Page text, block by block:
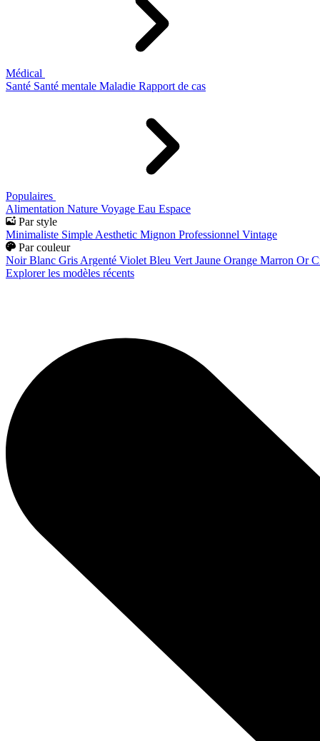
Médical
Santé Santé mentale Maladie Rapport de cas
Populaires
Alimentation Nature Voyage Eau Espace
Par style
Minimaliste Simple Aesthetic Mignon Professionnel Vintage
Par couleur
Noir Blanc Gris Argenté Violet Bleu Vert Jaune Orange Marron Or
Explorer les modèles récents